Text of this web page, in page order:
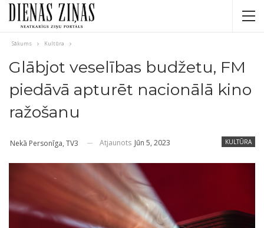
Sākums Kultūra
Glābjot veselības budžetu, FM
piedāvā apturēt nacionālā kino
ražošanu
KULTŪRA
Nekā Personīga, TV3 Atjaunots Jūn 5, 2023